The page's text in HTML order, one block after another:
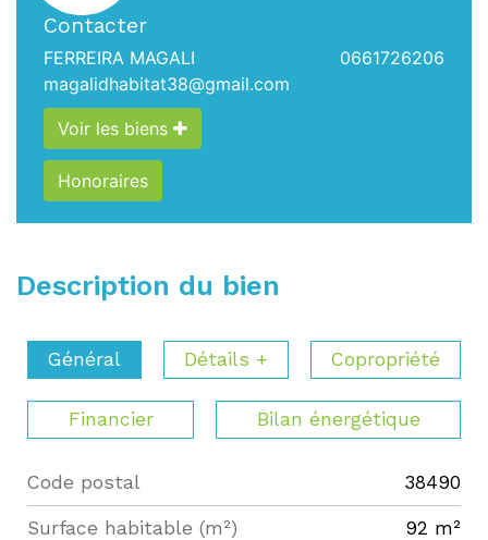
Contacter
FERREIRA MAGALI
0661726206
magalidhabitat38@gmail.com
Voir les biens
Honoraires
Description du bien
Général Détails + Copropriété
Financier Bilan énergétique
Label Value
Code postal 38490
Surface habitable (m²) 92 m²